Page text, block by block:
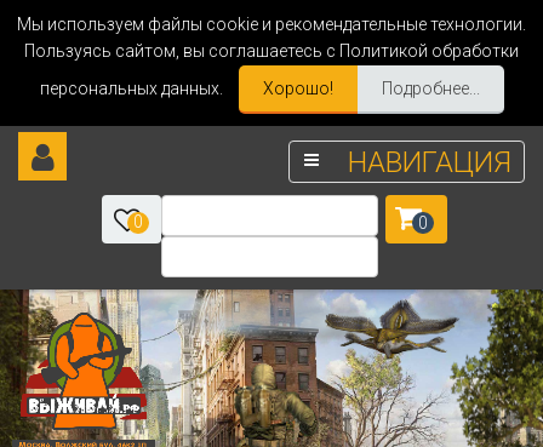
Мы используем файлы cookie и рекомендательные технологии.
Пользуясь сайтом, вы соглашаетесь с Политикой обработки
персональных данных.
Хорошо! Подробнее...
НАВИГАЦИЯ
0 0